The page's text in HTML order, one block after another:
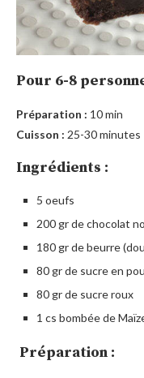
Pour 6-8
Préparation : 10 min
Cuisson : 25-30 minutes
Ingrédients :
5 oeufs
200 gr de chocolat
180 gr de beurre
80 gr de sucre en
80 gr de sucre roux
1 cs bombée de
Préparation :